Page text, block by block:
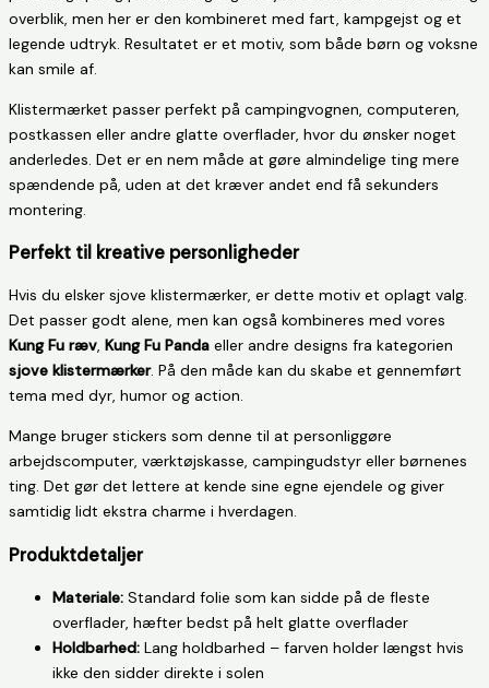
overblik, men her er den kombineret med fart, kampgejst og et
legende udtryk. Resultatet er et motiv, som både børn og voksne
kan smile af.
Klistermærket passer perfekt på campingvognen, computeren,
postkassen eller andre glatte overflader, hvor du ønsker noget
anderledes. Det er en nem måde at gøre almindelige ting mere
spændende på, uden at det kræver andet end få sekunders
montering.
Perfekt til kreative personligheder
Hvis du elsker sjove klistermærker, er dette motiv et oplagt valg.
Det passer godt alene, men kan også kombineres med vores
Kung Fu ræv, Kung Fu Panda eller andre designs fra kategorien
sjove klistermærker. På den måde kan du skabe et gennemført
tema med dyr, humor og action.
Mange bruger stickers som denne til at personliggøre
arbejdscomputer, værktøjskasse, campingudstyr eller børnenes
ting. Det gør det lettere at kende sine egne ejendele og giver
samtidig lidt ekstra charme i hverdagen.
Produktdetaljer
Materiale: Standard folie som kan sidde på de fleste
overflader, hæfter bedst på helt glatte overflader
Holdbarhed: Lang holdbarhed – farven holder længst hvis
ikke den sidder direkte i solen